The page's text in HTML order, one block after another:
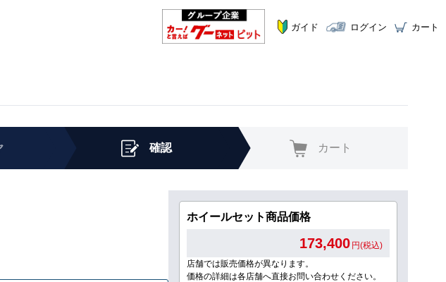
ガイド ログイン カート
確認 カート
ホイールセット商品価格
173,400 円(税込)
店舗では販売価格が異なります。
価格の詳細は各店舗へ直接お問い合わせください。